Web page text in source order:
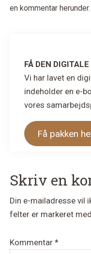
en kommentar herunder.
FÅ DEN
Vi har lavet en
indeholder en e-
vores
Få pakken
Skriv en
Din e-mailadresse vil
felter er markeret med
Kommentar *